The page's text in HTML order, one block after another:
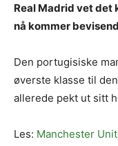
Real Madrid vet det
nå kommer
Den portugisiske
øverste klasse til
allerede pekt ut sitt
Les: Manchester